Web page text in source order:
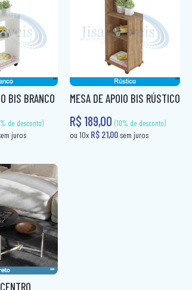
(10% de desconto)
R$ 31,00 sem juros
BIS BRANCO MESA DE APOIO BIS RÚSTICO
R$ 189,00